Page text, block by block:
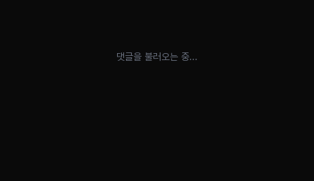
댓글을 불러오는 중...